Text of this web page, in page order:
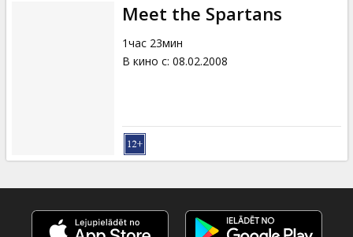
Meet the Spartans
1час 23мин
В кино с: 08.02.2008